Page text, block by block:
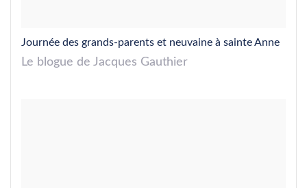
Journée des grands-parents et neuvaine à sainte Anne
Le blogue de Jacques Gauthier